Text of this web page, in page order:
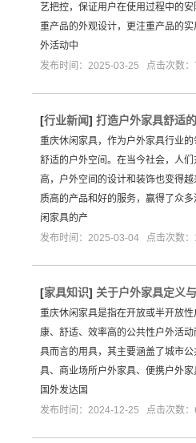
艺把控，保证用户在使用过程中的
重产品的外观设计，更注重产品的
外活动中
发布时间：2025-03-25 点击次数：
[行业新闻] 打造户外家具舒适
重庆休闲家具，作为户外家具行业
舒适的户外空间。在当今社会，人
高，户外空间的设计和装饰也变得
质高的产品和好的服务，赢得了众
闲家具的产
发布时间：2025-03-04 点击次数：
[家具知识] 关于户外家具定义
重庆休闲家具是指在开放或半开放
康、舒适、效率高的公共性户外活
具而言的用具，其主要涵盖了城市
具、商业场所户外家具、便携户外
国外发达国
发布时间：2024-12-25 点击次数：